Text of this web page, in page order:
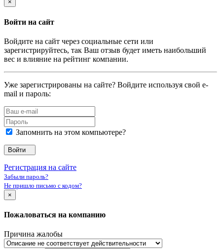
×
Войти на сайт
Войдите на сайт через социальные сети или
зарегистрируйтесь, так Ваш отзыв будет иметь наибольший
вес и влияние на рейтинг компании.
Уже зарегистрированы на сайте? Войдите используя свой e-
mail и пароль:
Запомнить на этом компьютере?
Войти
Регистрация на сайте
Забыли пароль?
Не пришло письмо с кодом?
×
Пожаловаться на компанию
Причина жалобы